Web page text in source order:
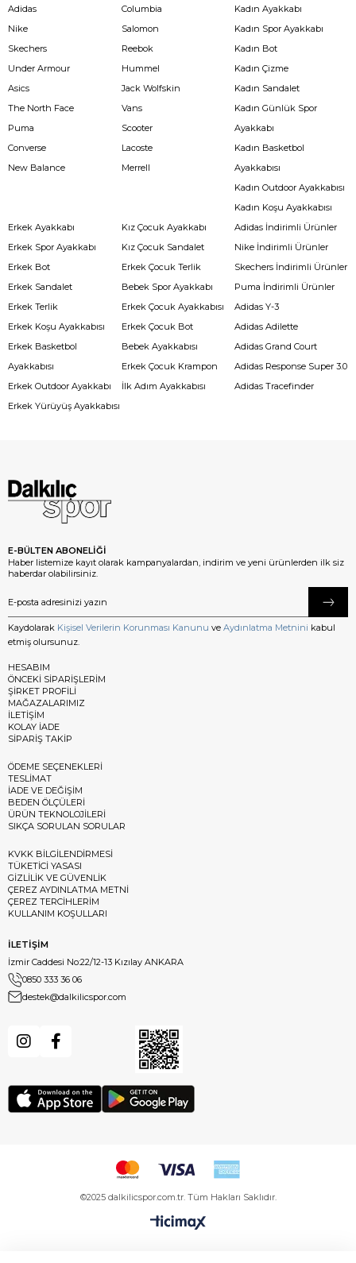
Adidas
Nike
Skechers
Under Armour
Asics
The North Face
Puma
Converse
New Balance
Columbia
Salomon
Reebok
Hummel
Jack Wolfskin
Vans
Scooter
Lacoste
Merrell
Kadın Ayakkabı
Kadın Spor Ayakkabı
Kadın Bot
Kadın Çizme
Kadın Sandalet
Kadın Günlük Spor
Ayakkabı
Kadın Basketbol
Ayakkabısı
Kadın Outdoor Ayakkabısı
Kadın Koşu Ayakkabısı
Erkek Ayakkabı
Erkek Spor Ayakkabı
Erkek Bot
Erkek Sandalet
Erkek Terlik
Erkek Koşu Ayakkabısı
Erkek Basketbol
Ayakkabısı
Erkek Outdoor Ayakkabı
Erkek Yürüyüş Ayakkabısı
Kız Çocuk Ayakkabı
Kız Çocuk Sandalet
Erkek Çocuk Terlik
Bebek Spor Ayakkabı
Erkek Çocuk Ayakkabısı
Erkek Çocuk Bot
Bebek Ayakkabısı
Erkek Çocuk Krampon
İlk Adım Ayakkabısı
Adidas İndirimli Ürünler
Nike İndirimli Ürünler
Skechers İndirimli Ürünler
Puma İndirimli Ürünler
Adidas Y-3
Adidas Adilette
Adidas Grand Court
Adidas Response Super 3.0
Adidas Tracefinder
E-BÜLTEN ABONELİĞİ
Haber listemize kayıt olarak kampanyalardan, indirim ve yeni ürünlerden ilk siz
haberdar olabilirsiniz.
Kaydolarak Kişisel Verilerin Korunması Kanunu ve Aydınlatma Metnini kabul
etmiş olursunuz.
HESABIM
ÖNCEKİ SİPARİŞLERİM
ŞİRKET PROFİLİ
MAĞAZALARIMIZ
İLETİŞİM
KOLAY İADE
SİPARİŞ TAKİP
ÖDEME SEÇENEKLERİ
TESLİMAT
İADE VE DEĞİŞİM
BEDEN ÖLÇÜLERİ
ÜRÜN TEKNOLOJİLERİ
SIKÇA SORULAN SORULAR
KVKK BİLGİLENDİRMESİ
TÜKETİCİ YASASI
GİZLİLİK VE GÜVENLİK
ÇEREZ AYDINLATMA METNİ
ÇEREZ TERCİHLERİM
KULLANIM KOŞULLARI
İLETİŞİM
İzmir Caddesi No:22/12-13 Kızılay ANKARA
0850 333 36 06
destek@dalkilicspor.com
©2025 dalkilicspor.com.tr. Tüm Hakları Saklıdır.